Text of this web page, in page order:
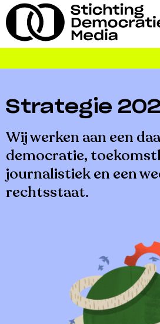
Strategie
Wij werken aan een
democratie,
journalistiek en een
rechtsstaat.